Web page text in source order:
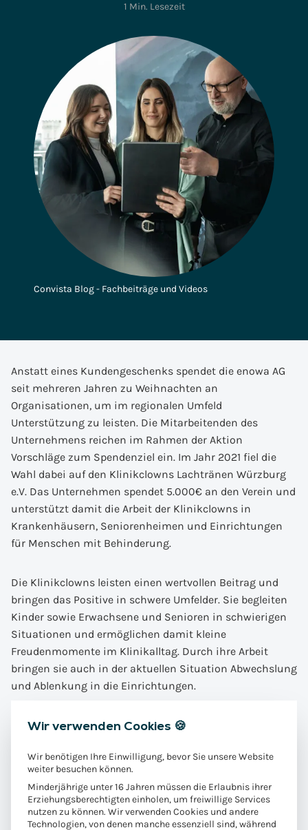
1 Min. Lesezeit
Convista Blog - Fachbeiträge und Videos
Anstatt eines Kundengeschenks spendet die enowa AG
seit mehreren Jahren zu Weihnachten an
Organisationen, um im regionalen Umfeld
Unterstützung zu leisten. Die Mitarbeitenden des
Unternehmens reichen im Rahmen der Aktion
Vorschläge zum Spendenziel ein. Im Jahr 2021 fiel die
Wahl dabei auf den Klinikclowns Lachtränen Würzburg
e.V. Das Unternehmen spendet 5.000€ an den Verein und
unterstützt damit die Arbeit der Klinikclowns in
Krankenhäusern, Seniorenheimen und Einrichtungen
für Menschen mit Behinderung.
Die Klinikclowns leisten einen wertvollen Beitrag und
bringen das Positive in schwere Umfelder. Sie begleiten
Kinder sowie Erwachsene und Senioren in schwierigen
Situationen und ermöglichen damit kleine
Freudenmomente im Klinikalltag. Durch ihre Arbeit
bringen sie auch in der aktuellen Situation Abwechslung
und Ablenkung in die Einrichtungen.
Hans-Peter Holl, Vorstand des Geschäftsbereich
der Weihnachtsaktion wieder eine Organisation aus der
Umgebung zu unterstützen. Die Auswahl unseres
Spendenziels steuern unsere Mitarbeitenden bei,
dadurch spenden wir regional und haben einen
Wir verwenden Cookies 🍪
Wir benötigen Ihre Einwilligung, bevor Sie unsere Website
weiter besuchen können.
Minderjährige unter 16 Jahren müssen die Erlaubnis ihrer
Erziehungsberechtigten einholen, um freiwillige Services
nutzen zu können. Wir verwenden Cookies und andere
Technologien, von denen manche essenziell sind, während